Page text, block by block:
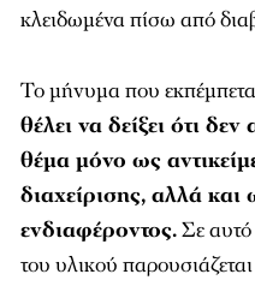
κλειδωμένα πίσω από
Το μήνυμα που
θέλει να δείξει ότι
θέμα μόνο ως
διαχείρισης, αλλά
ενδιαφέροντος.Σε
του υλικού